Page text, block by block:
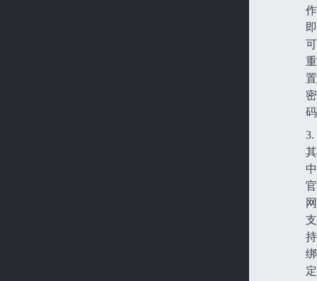
作
即
可
重
置
密
码
3.
其
中
官
网
支
持
绑
定